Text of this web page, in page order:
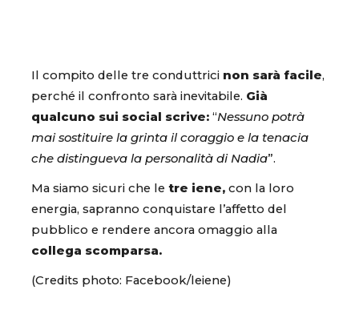
Il compito delle tre conduttrici non sarà facile,
perché il confronto sarà inevitabile. Già
qualcuno sui social scrive: “Nessuno potrà
mai sostituire la grinta il coraggio e la tenacia
che distingueva la personalità di Nadia”.
Ma siamo sicuri che le tre iene, con la loro
energia, sapranno conquistare l’affetto del
pubblico e rendere ancora omaggio alla
collega scomparsa.
(Credits photo: Facebook/leiene)